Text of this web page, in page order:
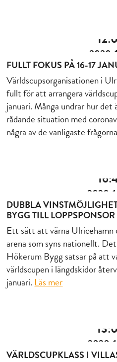
2020-
FULLT FOKUS PÅ 16-17
Världscupsorganisationen i
fullt för att arrangera
januari. Många undrar hur
rådande situation med
några av de vanligaste
2020-
DUBBLA
BYGG TILL LOPPSPONSOR
Ett sätt att värna Ulricehamn
arena som syns nationellt.
Hökerum Bygg satsar på att
världscupen i längdskidor
januari. Läs mer
2020-
VÄRLDSCUPKLASS I